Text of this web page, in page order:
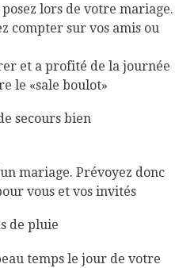
lors de votre mariage.
compter sur vos amis ou
et a profité de la journée
le «sale boulot»
secours bien
mariage. Prévoyez donc
vous et vos invités
de pluie
temps le jour de votre